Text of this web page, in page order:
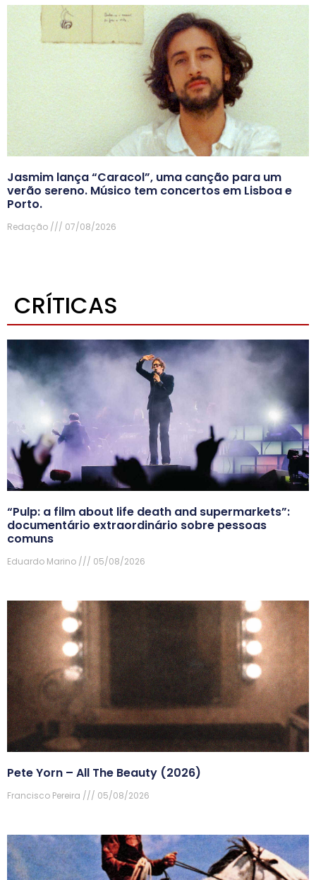
Jasmim lança “Caracol”, uma canção para um
verão sereno. Músico tem concertos em Lisboa e
Porto.
Redação 07/08/2026
CRÍTICAS
“Pulp: a film about life death and supermarkets”:
documentário extraordinário sobre pessoas
comuns
Eduardo Marino 05/08/2026
Pete Yorn – All The Beauty (2026)
Francisco Pereira 05/08/2026